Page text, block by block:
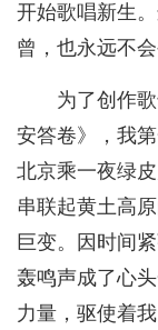
开始歌唱新生
曾，也永远不会
为了创作
安答卷》，我
北京乘一夜绿
串联起黄土高
巨变。因时间
轰鸣声成了心
力量，驱使着